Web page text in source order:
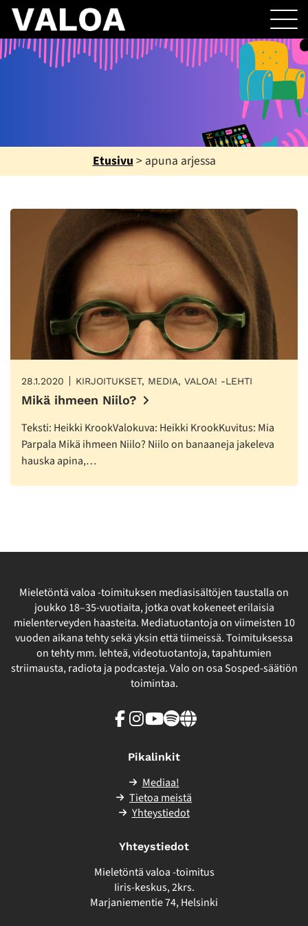
Etusivu > apuna arjessa
28.1.2020 KIRJOITUKSET, MEDIA, VALOA! -LEHTI
Mikä ihmeen Niilo?
Teksti: Heikki KrookValokuva: Heikki KrookKuvitus: Mia
Parpala Mikä ihmeen Niilo? Niilo on banaaneja jakeleva
hauska apina,…
Mieletöntä valoa -toimituksen mediasisältöjen taustalla on
joukko 18–35-vuotiaita, jotka ovat kokeneet erilaisia
mielenterveyden haasteita. Mediatuotantoja on viimeisten 10
vuoden aikana tehty sekä yksin että tiimeissä. Toimituksessa
on tehty mm. lehteä, videotuotantoja, tapahtumien
striimausta, radiota ja podcasteja. Valo on osa Sosped-säätiön
toimintaa.
Facebook
Instagram
Youtube
SpotifyLinkki
Pikalinkit
Mediaa!
Tietoa meistä
Yhteystiedot
Yhteystiedot
Mieletöntä valoa -toimitus
Iiris-keskus, 2krs.
Marjaniementie 74, Helsinki